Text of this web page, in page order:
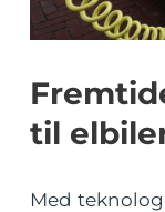
til
Med